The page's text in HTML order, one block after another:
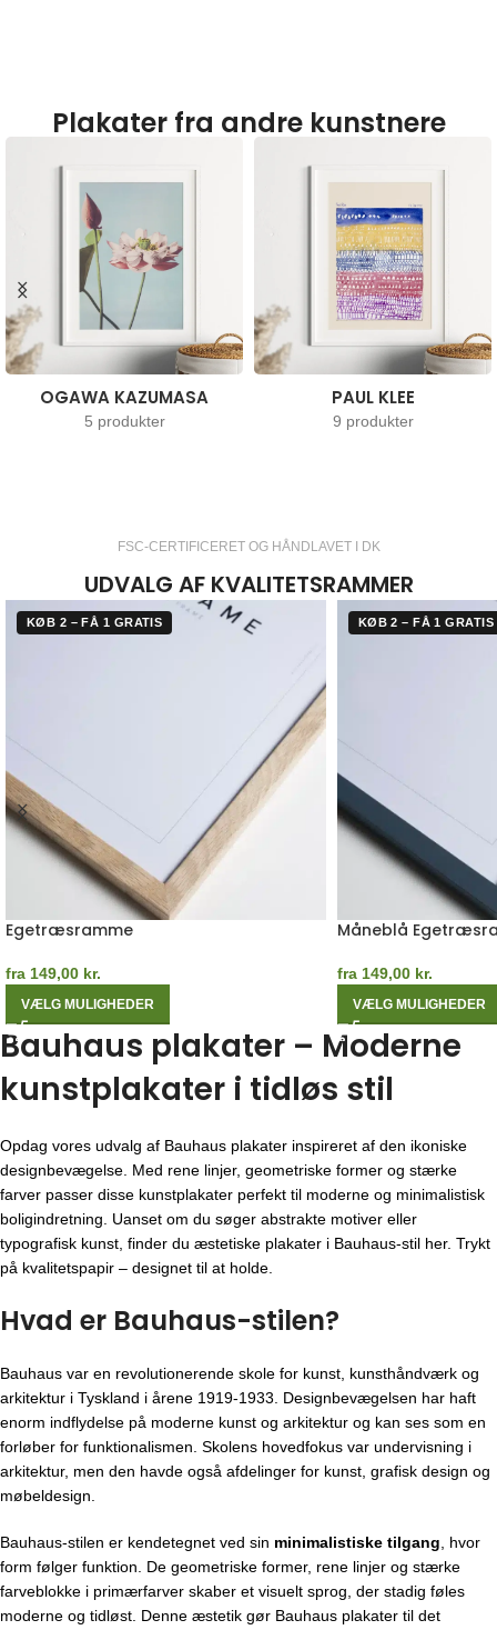
Plakater fra andre kunstnere
PS KRØYER
9 produkter
RETRO PLAKATER
54 produkter
FSC-CERTIFICERET OG HÅNDLAVET I DK
UDVALG AF KVALITETSRAMMER
KØB 2 – FÅ 1 GRATIS
Måneblå Egetræsramme
fra 149,00 kr.
VÆLG MULIGHEDER
KØB 2 – FÅ 1 GRATIS
Orange
fra 149,00 kr.
VÆLG MULIGHEDER
Bauhaus plakater – Moderne
kunstplakater i tidløs stil
Opdag vores udvalg af Bauhaus plakater inspireret af den ikoniske
designbevægelse. Med rene linjer, geometriske former og stærke
farver passer disse kunstplakater perfekt til moderne og minimalistisk
boligindretning. Uanset om du søger abstrakte motiver eller
typografisk kunst, finder du æstetiske plakater i Bauhaus-stil her. Trykt
på kvalitetspapir – designet til at holde.
Hvad er Bauhaus-stilen?
Bauhaus var en revolutionerende skole for kunst, kunsthåndværk og
arkitektur i Tyskland i årene 1919-1933. Designbevægelsen har haft
enorm indflydelse på moderne kunst og arkitektur og kan ses som en
forløber for funktionalismen. Skolens hovedfokus var undervisning i
arkitektur, men den havde også afdelinger for kunst, grafisk design og
møbeldesign.
Bauhaus-stilen er kendetegnet ved sin minimalistiske tilgang , hvor
form følger funktion. De geometriske former, rene linjer og stærke
farveblokke i primærfarver skaber et visuelt sprog, der stadig føles
moderne og tidløst. Denne æstetik gør Bauhaus plakater til det